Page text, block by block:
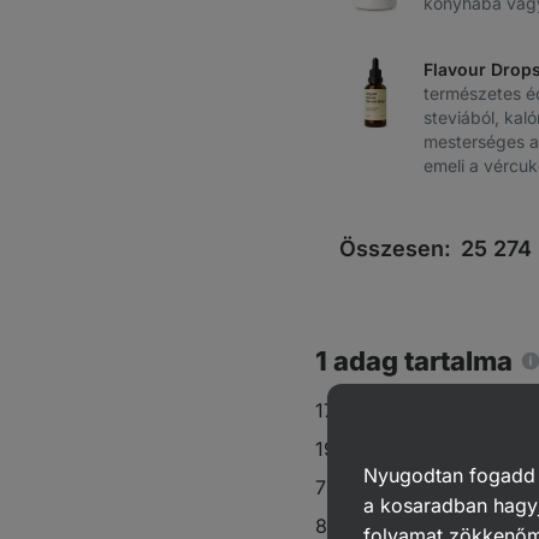
Flavour
természetes
steviából,
mesterséges
emeli a
Összesen: 25 274
1 adag tartalma
173 kcal
19 g szénhidrát
7 g zsír
8,5 g fehérje
Nyugodtan
a kosaradban